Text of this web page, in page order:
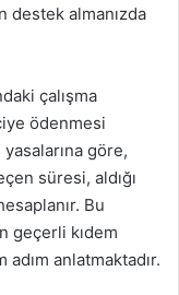
destek almanızda
çalışma
ödenmesi
göre,
süresi, aldığı
Bu
geçerli kıdem
anlatmaktadır.